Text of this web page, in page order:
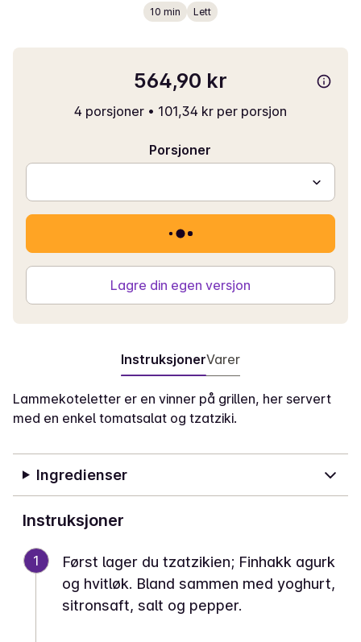
10 min Lett
564,90 kr
4 porsjoner • 101,34 kr per porsjon
Porsjoner
Lagre din egen versjon
InstruksjonerVarer
Lammekoteletter er en vinner på grillen, her servert
med en enkel tomatsalat og tzatziki.
Ingredienser
Instruksjoner
1
Først lager du tzatzikien; Finhakk agurk
og hvitløk. Bland sammen med yoghurt,
sitronsaft, salt og pepper.